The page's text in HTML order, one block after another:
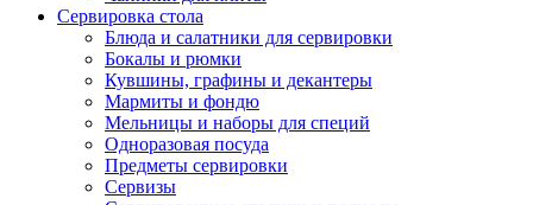
Сервировка стола
Блюда и салатники для сервировки
Бокалы и рюмки
Кувшины, графины и декантеры
Мармиты и фондю
Мельницы и наборы для специй
Одноразовая посуда
Предметы сервировки
Сервизы